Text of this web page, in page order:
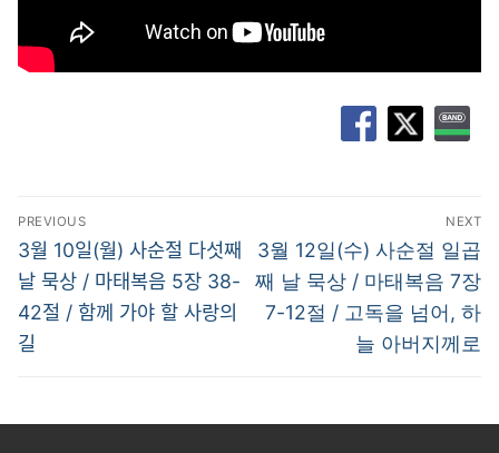
글
탐
색
PREVIOUS
Previous
post:
3월 10일(월) 사순절 다섯째
날 묵상 / 마태복음 5장 38-
42절 / 함께 가야 할 사랑의
길
NEXT
Next
post:
3월 12일(수) 사순절 일곱
째 날 묵상 / 마태복음 7장
7-12절 / 고독을 넘어, 하
늘 아버지께로